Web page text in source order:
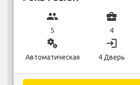
group
5
business_center
4
miscellaneous_services
Автоматическая
login
4 Дверь